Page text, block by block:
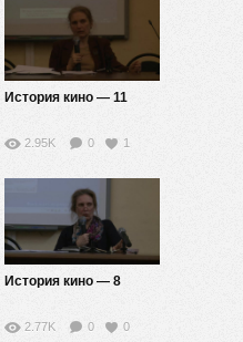
История кино — 11
2.95K 0 1
История кино — 8
2.77K 0 0